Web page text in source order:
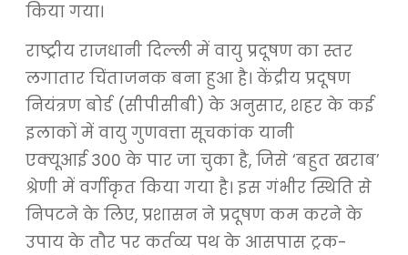
किया गया।
राष्ट्रीय राजधानी दिल्ली में वायु प्रदूषण का स्तर
लगातार चिंताजनक बना हुआ है। केंद्रीय प्रदूषण
नियंत्रण बोर्ड (सीपीसीबी) के अनुसार, शहर के कई
इलाकों में वायु गुणवत्ता सूचकांक यानी
एक्यूआई 300 के पार जा चुका है, जिसे ‘बहुत खराब’
श्रेणी में वर्गीकृत किया गया है। इस गंभीर स्थिति से
निपटने के लिए, प्रशासन ने प्रदूषण कम करने के
उपाय के तौर पर कर्तव्य पथ के आसपास ट्रक-